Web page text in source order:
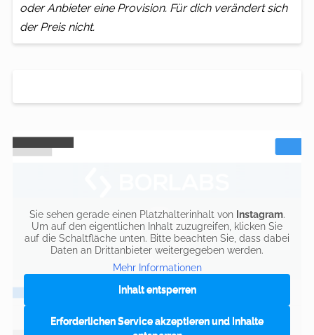
oder Anbieter eine Provision. Für dich verändert sich
der Preis nicht.
Sie sehen gerade einen Platzhalterinhalt von Instagram.
Um auf den eigentlichen Inhalt zuzugreifen, klicken Sie
auf die Schaltfläche unten. Bitte beachten Sie, dass dabei
Daten an Drittanbieter weitergegeben werden.
Mehr Informationen
Inhalt entsperren
Erforderlichen Service akzeptieren und Inhalte